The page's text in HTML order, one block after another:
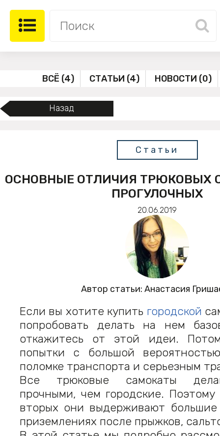
ВСЁ (4) СТАТЬИ (4) НОВОСТИ (0)
Назад
Статьи
ОСНОВНЫЕ ОТЛИЧИЯ ТРЮКОВЫХ
ПРОГУЛОЧНЫХ
20.06.2019
Автор статьи: Анастасия
Если вы хотите купить городской
попробовать делать на нем
откажитесь от этой идеи.
попытки с большой
поломке транспорта и серьезным
Все трюковые самокаты
прочными, чем городские.
вторых они выдерживают большие
приземлениях после прыжков,